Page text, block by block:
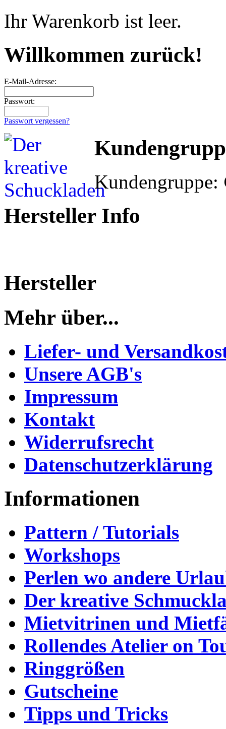
Ihr Warenkorb ist leer.
Willkommen zurück!
E-Mail-Adresse:
Passwort:
Passwort vergessen?
Kundengruppe:
Hersteller Info
Hersteller
Mehr über...
Liefer- und
Unsere AGB's
Impressum
Kontakt
Widerrufsrecht
Datenschutzerklärung
Informationen
Pattern / Tutorials
Workshops
Perlen wo andere
Der kreative
Mietvitrinen und
Rollendes Atelier on
Ringgrößen
Gutscheine
Tipps und Tricks